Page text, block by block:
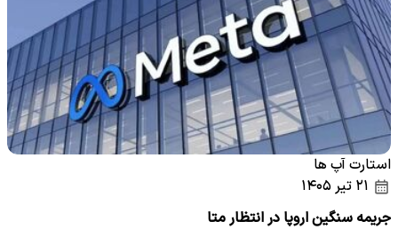
استارت آپ ها
جریمه سنگین اروپا در انتظار متا